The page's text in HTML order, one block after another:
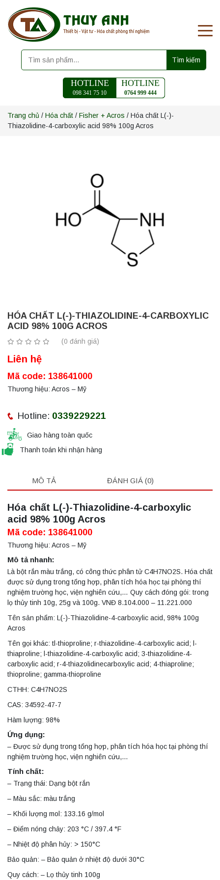
Tìm kiếm
HOTLINE
098 341 75 10
HOTLINE
0764 999 444
Trang chủ / Hóa chất / Fisher + Acros / Hóa chất L(-)-
Thiazolidine-4-carboxylic acid 98% 100g Acros
HÓA CHẤT L(-)-THIAZOLIDINE-4-CARBOXYLIC
ACID 98% 100G ACROS
(0 đánh giá)
Liên hệ
Mã code: 138641000
Thương hiệu: Acros – Mỹ
Hotline: 0339229221
Giao hàng toàn quốc
Thanh toán khi nhận hàng
MÔ TẢ ĐÁNH GIÁ (0)
Hóa chất L(-)-Thiazolidine-4-carboxylic
acid 98% 100g Acros
Mã code: 138641000
Thương hiệu: Acros – Mỹ
Mô tả nhanh:
Là bột rắn màu trắng, có công thức phân tử C4H7NO2S. Hóa chất
được sử dụng trong tổng hợp, phân tích hóa học tại phòng thí
nghiệm trường học, viện nghiên cứu,… Quy cách đóng gói: trong
lọ thủy tinh 10g, 25g và 100g. VNĐ 8.104.000 – 11.221.000
Tên sản phẩm: L(-)-Thiazolidine-4-carboxylic acid, 98% 100g
Acros
Tên gọi khác: tl-thioproline; r-thiazolidine-4-carboxylic acid; l-
thiaproline; l-thiazolidine-4-carboxylic acid; 3-thiazolidine-4-
carboxylic acid; r-4-thiazolidinecarboxylic acid; 4-thiaproline;
thioproline; gamma-thioproline
CTHH: C4H7NO2S
CAS: 34592-47-7
Hàm lượng: 98%
Ứng dụng:
– Được sử dụng trong tổng hợp, phân tích hóa học tại phòng thí
nghiệm trường học, viện nghiên cứu,…
Tính chất:
– Trạng thái: Dạng bột rắn
– Màu sắc: màu trắng
– Khối lượng mol: 133.16 g/mol
– Điểm nóng chảy: 203 °C / 397.4 °F
– Nhiệt độ phân hủy: > 150°C
Bảo quản: – Bảo quản ở nhiệt độ dưới 30°C
Quy cách: – Lọ thủy tinh 100g